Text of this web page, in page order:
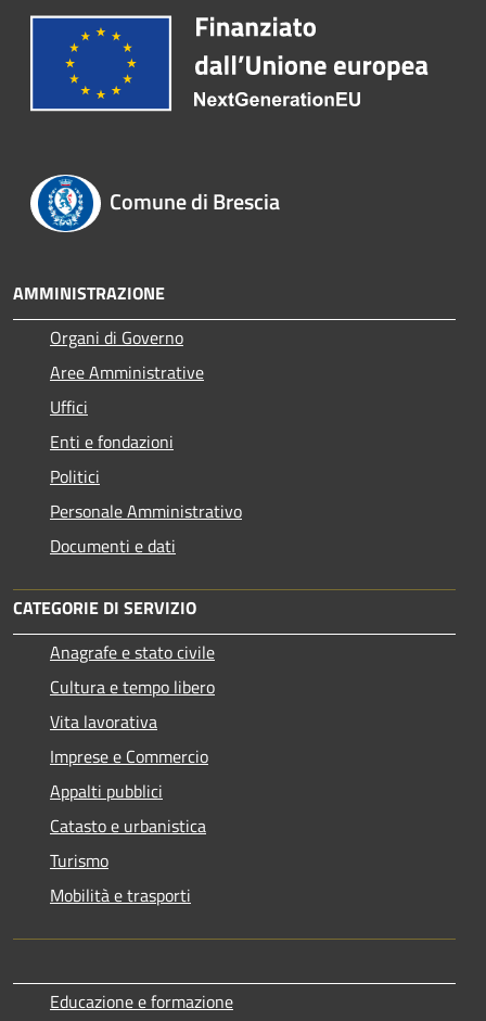
Comune di Brescia
AMMINISTRAZIONE
Organi di Governo
Aree Amministrative
Uffici
Enti e fondazioni
Politici
Personale Amministrativo
Documenti e dati
CATEGORIE DI SERVIZIO
Anagrafe e stato civile
Cultura e tempo libero
Vita lavorativa
Imprese e Commercio
Appalti pubblici
Catasto e urbanistica
Turismo
Mobilità e trasporti
Educazione e formazione